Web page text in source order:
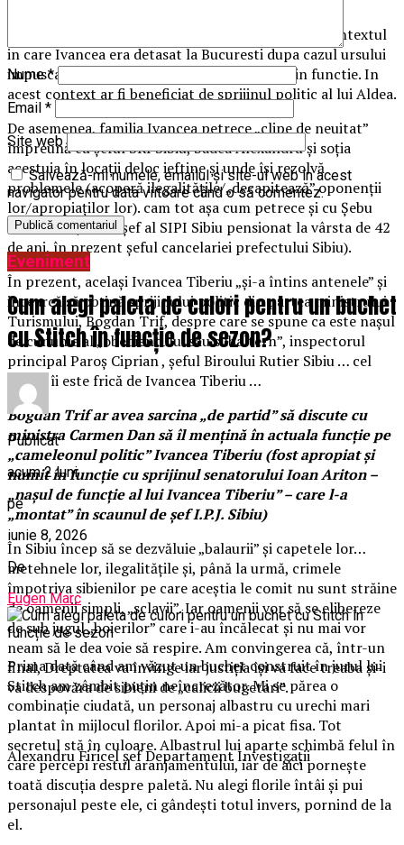
Apropierea lui Ivancea de familia Aldea a fost in contextul
in care Ivancea era detasat la Bucuresti dupa cazul ursului
impuscat si dorea neaparat sa se reintoarca in functie. In
acest context ar fi beneficiat de sprijinul politic al lui Aldea.
De asemenea, familia Ivancea petrece „clipe de neuitat”
împreună cu șeful SRI Sibiu, badea Alexandru și soția
acestuia în locații deloc ieftine și unde își rezolvă
problemele (acoperă ilegalitățile/„decapitează” oponenții
lor/apropiaților lor). cam tot așa cum petrece și cu Șebu
Sebastian (fostul șef al SIPI Sibiu pensionat la vârsta de 42
de ani, în prezent șeful cancelariei prefectului Sibiu).
În prezent, același Ivancea Tiberiu „și-a întins antenele” și
incearcă să obțină sprijinului politic din partea ministrului
Turismului, Bogdan Trif, despre care se spune ca este nașul
de cununie al „obedientului său subaltern”, inspectorul
principal Paroș Ciprian , șeful Biroului Rutier Sibiu … cel
căruia îi este frică de Ivancea Tiberiu …
Bogdan Trif ar avea sarcina „de partid” să discute cu
ministra Carmen Dan să îl mențină în actuala funcție pe
„cameleonul politic” Ivancea Tiberiu (fost apropiat și
numit în funcție cu sprijinul senatorului Ioan Ariton –
„nașul de funcție al lui Ivancea Tiberiu” – care l-a
„montat” în scaunul de șef I.P.J. Sibiu)
În Sibiu încep să se dezvăluie „balaurii” și capetele lor…
metehnele lor, ilegalitățile și, până la urmă, crimele
împotriva sibienilor pe care aceștia le comit nu sunt străine
de oamenii simpli, „sclavii”. Iar oamenii vor să se elibereze
de sub jugul „boierilor” care i-au încălecat și nu mai vor
neam să le dea voie să respire. Am convingerea că, într-un
final, Dreptatea va învinge iar justiția își va face treaba și-i
va despovăra de sibieni de „calicii bugetari”.
Alexandru Firicel șef Departament Investigații
Nume*
Email *
Site web
Salvează-mi numele, emailul și site-ul web în acest
navigator pentru data viitoare când o să comentez.
Eveniment
Cum alegi paleta de culori pentru un buchet
cu Stitch în funcție de sezon?
Publicat
acum 2 luni
pe
iunie 8, 2026
De
Eugen Marc
Prima dată când am văzut un buchet construit în jurul lui
Stitch am zâmbit puțin neîncrezător. Mi se părea o
combinație ciudată, un personaj albastru cu urechi mari
plantat în mijlocul florilor. Apoi mi-a picat fisa. Tot
secretul stă în culoare. Albastrul lui aparte schimbă felul în
care percepi restul aranjamentului, iar de aici pornește
toată discuția despre paletă. Nu alegi florile întâi și pui
personajul peste ele, ci gândești totul invers, pornind de la
el.